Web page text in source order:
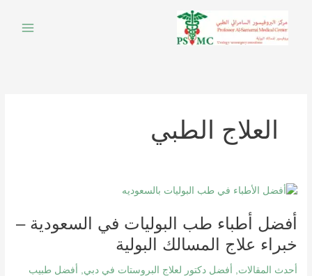
المحتوى
العلاج الطبي
أفضل أطباء طب البوليات في السعودية –
خبراء علاج المسالك البولية
أحدث المقالات أفضل دكتور لعلاج البروستات في دبي
أفضل طبيب
أفضل
طب
البوليات
في
السعودية